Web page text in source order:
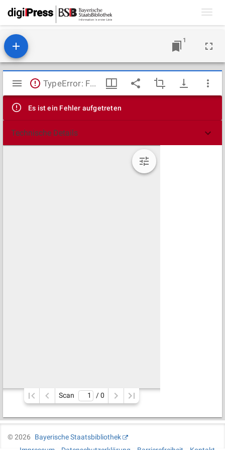
1
Mirador
Viewer
TypeError: Failed to fetch
Es ist ein Fehler aufgetreten
Technische Details
Scan / 0
©2026
Bayerische Staatsbibliothek